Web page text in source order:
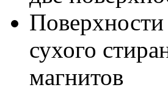
сухого
магнитов